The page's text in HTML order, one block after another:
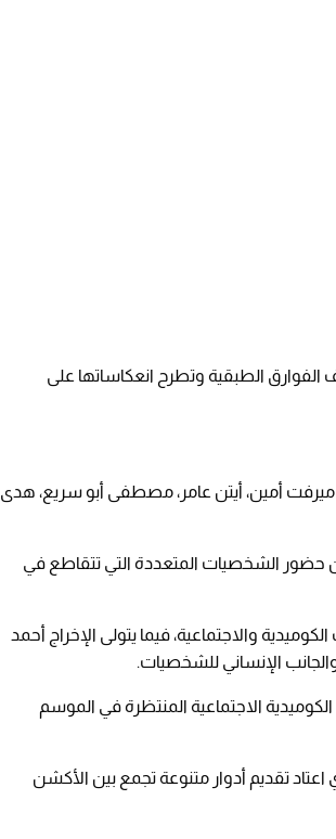
الطبقية وتطرح انعكاساتها على
أمين، أيتن عامر، مصطفى أبو سريع، هدى
حضور الشخصيات المتعددة التي تتقاطع في
والاجتماعية، فيما يتولى الإخراج أحمد
الإنساني للشخصيات.
ضمن قائمة الأعمال الكوميدية الاجتماعية المنتظرة في الموسم
تقديم أدوار متنوعة تجمع بين الأكشن